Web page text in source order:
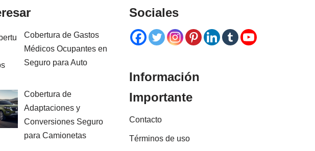
Cobertura de Gastos
Médicos Ocupantes en
Seguro para Auto
Cobertura de
Adaptaciones y
Conversiones Seguro
para Camionetas
Sociales
Información
Importante
Contacto
Términos de uso